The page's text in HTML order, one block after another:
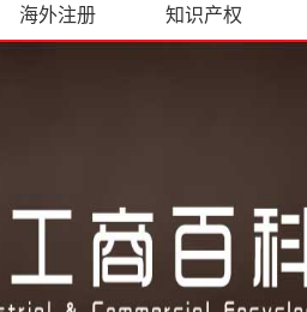
海外注册 知识产权